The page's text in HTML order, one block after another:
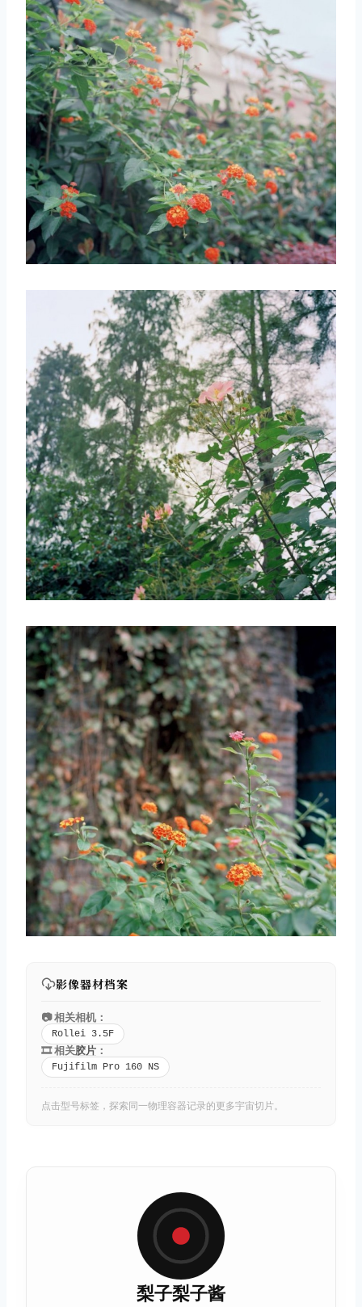
影像器材档案
📷 相关相机：
Rollei 3.5F
🎞️ 相关胶片 ：
Fujifilm Pro 160 NS
点击型号标签，探索同一物理容器记录的更多宇宙切片。
梨子梨子酱
取消 搜索